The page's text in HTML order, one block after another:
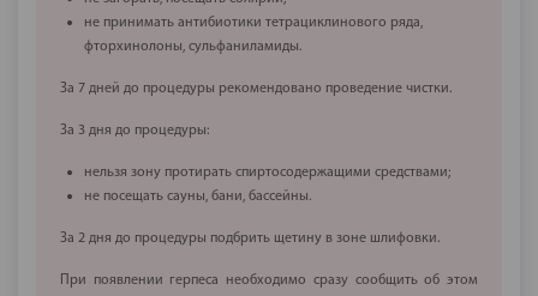
не принимать антибиотики тетрациклинового ряда,
фторхинолоны, сульфаниламиды.
За 7 дней до процедуры рекомендовано проведение чистки.
За 3 дня до процедуры:
нельзя зону протирать спиртосодержащими средствами;
не посещать сауны, бани, бассейны.
За 2 дня до процедуры подбрить щетину в зоне шлифовки.
При появлении герпеса необходимо сразу сообщить об этом